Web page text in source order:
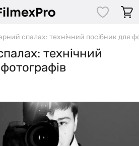
спалах: технічний посібник для
технічний